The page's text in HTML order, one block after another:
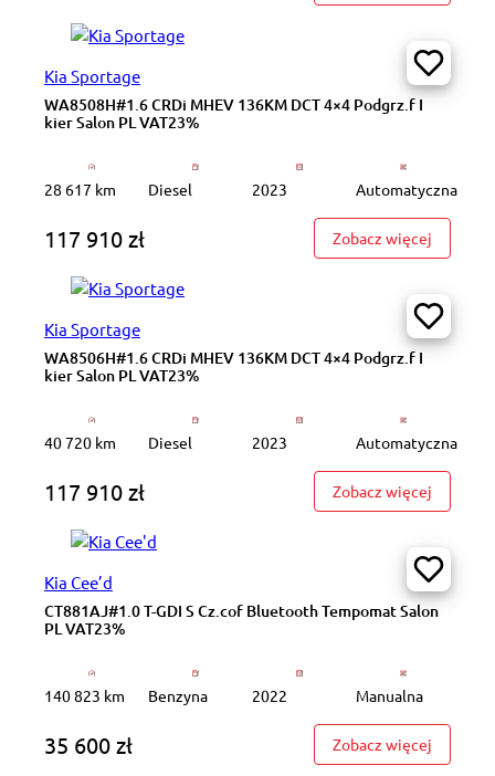
Kia Sportage
WA8508H#1.6 CRDi MHEV 136KM DCT 4×4 Podgrz.f I
kier Salon PL VAT23%
28 617 km Diesel 2023 Automatyczna
117 910 zł Zobacz więcej
Kia Sportage
WA8506H#1.6 CRDi MHEV 136KM DCT 4×4 Podgrz.f I
kier Salon PL VAT23%
40 720 km Diesel 2023 Automatyczna
117 910 zł Zobacz więcej
Kia Cee’d
CT881AJ#1.0 T-GDI S Cz.cof Bluetooth Tempomat Salon
PL VAT23%
140 823 km Benzyna 2022 Manualna
35 600 zł Zobacz więcej